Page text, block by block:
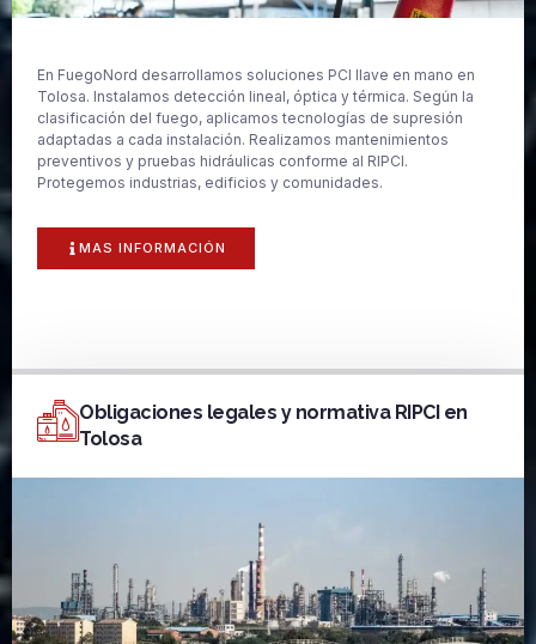
En FuegoNord desarrollamos soluciones PCI llave en mano en
Tolosa. Instalamos detección lineal, óptica y térmica. Según la
clasificación del fuego, aplicamos tecnologías de supresión
adaptadas a cada instalación. Realizamos mantenimientos
preventivos y pruebas hidráulicas conforme al RIPCI.
Protegemos industrias, edificios y comunidades.
MAS INFORMACIÓN
Obligaciones legales y normativa RIPCI en
Tolosa